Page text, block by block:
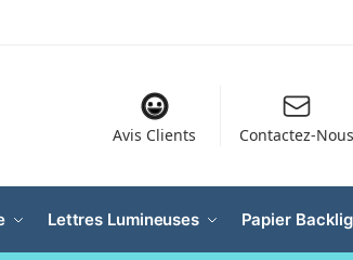
Avis Clients Contactez-Nous
Lettres Lumineuses Papier